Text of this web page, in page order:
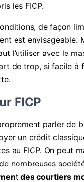
les FICP.
de façon
est envisageable.
l’utiliser avec le
de trop, si facile à
FICP
parler de
un crédit
au FICP. On peut
nombreuses
des courtiers